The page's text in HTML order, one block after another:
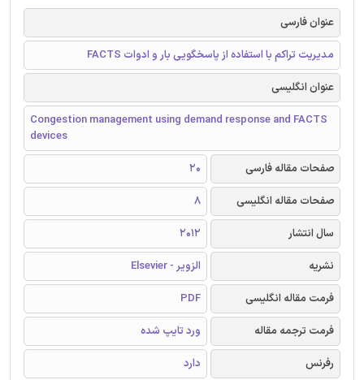
عنوان فارسی
مدیریت تراکم با استفاده از پاسخگویی بار و ادوات FACTS
عنوان انگلیسی
Congestion management using demand response and FACTS
devices
صفحات مقاله فارسی
20
صفحات مقاله انگلیسی
8
سال انتشار
2012
نشریه
الزویر - Elsevier
فرمت مقاله انگلیسی
PDF
فرمت ترجمه مقاله
ورد تایپ شده
رفرنس
دارد